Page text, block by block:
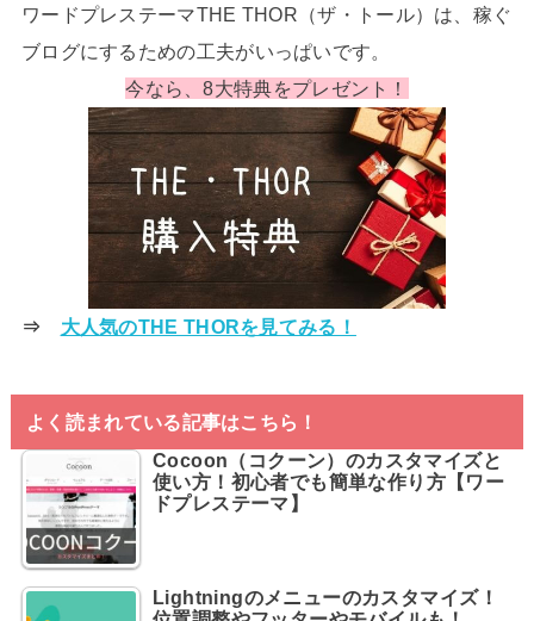
ワードプレステーマTHE THOR（ザ・トール）は、稼ぐ
ブログにするための工夫がいっぱいです。
今なら、8大特典をプレゼント！
⇒ 大人気のTHE THORを見てみる！
よく読まれている記事はこちら！
Cocoon（コクーン）のカスタマイズと
使い方！初心者でも簡単な作り方【ワー
ドプレステーマ】
Lightningのメニューのカスタマイズ！